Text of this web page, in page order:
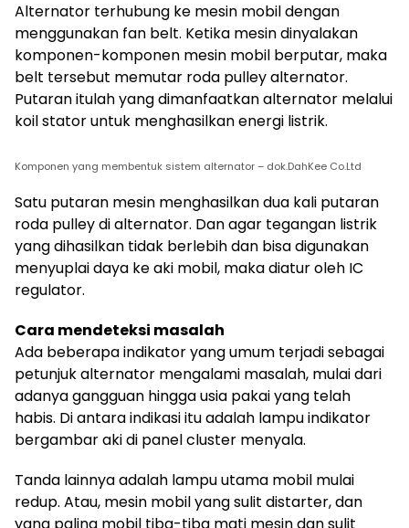
Alternator terhubung ke mesin mobil dengan
menggunakan fan belt. Ketika mesin dinyalakan
komponen-komponen mesin mobil berputar, maka
belt tersebut memutar roda pulley alternator.
Putaran itulah yang dimanfaatkan alternator melalui
koil stator untuk menghasilkan energi listrik.
Komponen yang membentuk sistem alternator – dok.DahKee Co.Ltd
Satu putaran mesin menghasilkan dua kali putaran
roda pulley di alternator. Dan agar tegangan listrik
yang dihasilkan tidak berlebih dan bisa digunakan
menyuplai daya ke aki mobil, maka diatur oleh IC
regulator.
Cara mendeteksi masalah
Ada beberapa indikator yang umum terjadi sebagai
petunjuk alternator mengalami masalah, mulai dari
adanya gangguan hingga usia pakai yang telah
habis. Di antara indikasi itu adalah lampu indikator
bergambar aki di panel cluster menyala.
Tanda lainnya adalah lampu utama mobil mulai
redup. Atau, mesin mobil yang sulit distarter, dan